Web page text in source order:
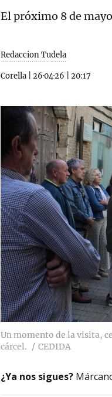
El próximo 8 de
Redaccion Tudela
Corella 26·04·26 20:17
Un momento de la visita,
cárcel.
CEDIDA
¿Ya nos sigues?